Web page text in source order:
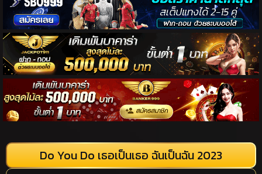
Do You Do เธอเป็นเธอ ฉันเป็นฉัน 2023